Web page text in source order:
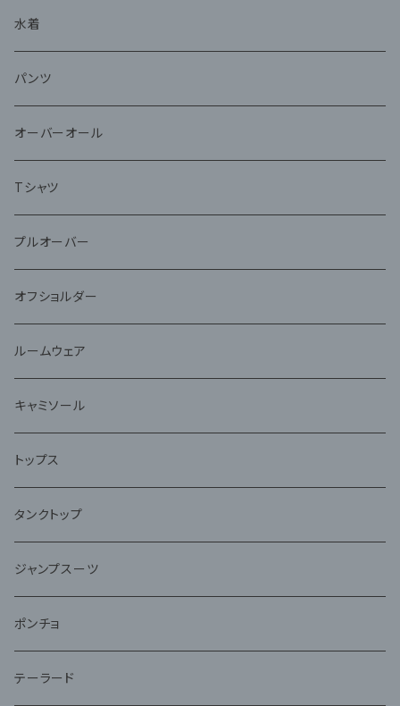
水着
パンツ
オーバーオール
Tシャツ
プルオーバー
オフショルダー
ルームウェア
キャミソール
トップス
タンクトップ
ジャンプスーツ
ポンチョ
テーラード